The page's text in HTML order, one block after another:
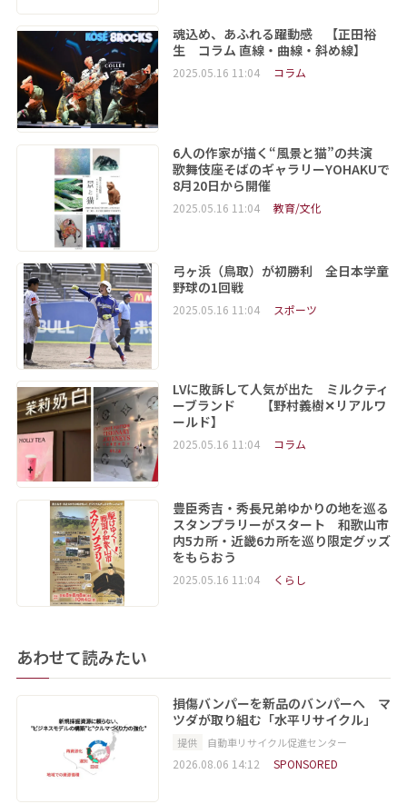
魂込め、あふれる躍動感 【正田裕
生 コラム 直線・曲線・斜め線】
2025.05.16 11:04 コラム
6人の作家が描く“風景と猫”の共演
歌舞伎座そばのギャラリーYOHAKUで
8月20日から開催
2025.05.16 11:04 教育/文化
弓ヶ浜（鳥取）が初勝利 全日本学童
野球の1回戦
2025.05.16 11:04 スポーツ
LVに敗訴して人気が出た ミルクティ
ーブランド 【野村義樹✕リアルワ
ールド】
2025.05.16 11:04 コラム
豊臣秀吉・秀長兄弟ゆかりの地を巡る
スタンプラリーがスタート 和歌山市
内5カ所・近畿6カ所を巡り限定グッズ
をもらおう
2025.05.16 11:04 くらし
あわせて読みたい
損傷バンパーを新品のバンパーへ マ
ツダが取り組む「水平リサイクル」
提供 自動車リサイクル促進センター
2026.08.06 14:12 SPONSORED